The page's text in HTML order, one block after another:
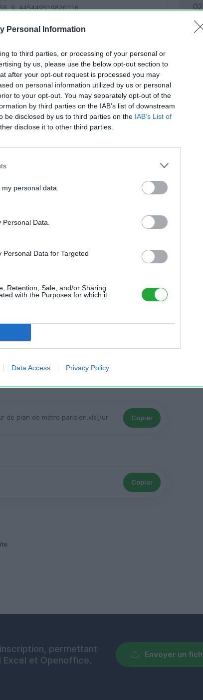
Personal Information
to third parties, or processing of your personal or
by us, please use the below opt-out section to
after your opt-out request is processed you may
on personal information utilized by us or personal
to your opt-out. You may separately opt-out of the
by third parties on the IAB’s list of downstream
be disclosed by us to third parties on the IAB’s List of
disclose it to other third parties.
personal data.
Data.
Data for Targeted
Retention, Sale, and/or Sharing
with the Purposes for which it
Data Access Privacy Policy
centre
un site Web:
forum Web compatible avec les tags
Copier
Copier
permettant
et Openoffice.
Envoyer un